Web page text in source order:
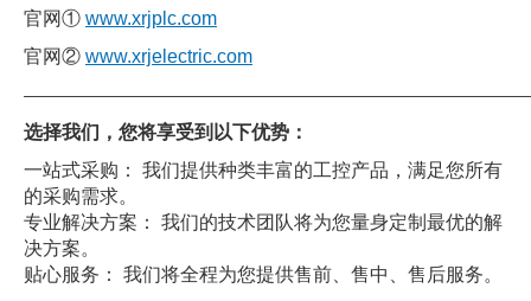
官网① www.xrjplc.com
官网② www.xrjelectric.com
选择我们，您将享受到以下优势：
一站式采购： 我们提供种类丰富的工控产品，满足您所有
的采购需求。
专业解决方案： 我们的技术团队将为您量身定制最优的解
决方案。
贴心服务： 我们将全程为您提供售前、售中、售后服务。